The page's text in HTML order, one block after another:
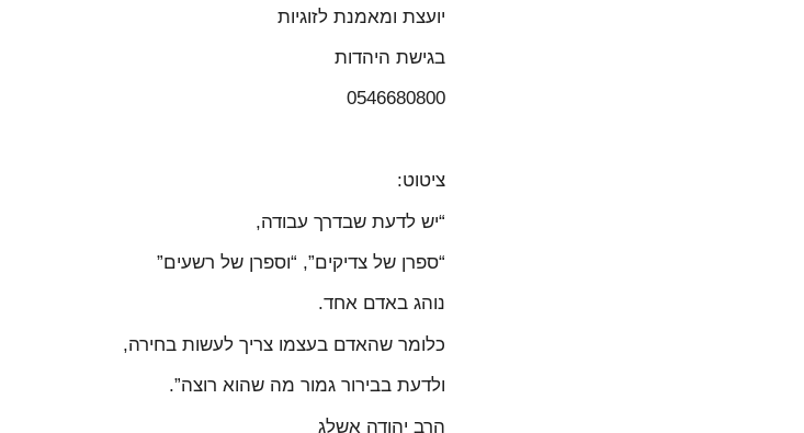
יועצת ומאמנת לזוגיות
בגישת היהדות
0546680800
ציטוט:
“יש לדעת שבדרך עבודה,
“ספרן של צדיקים”, “וספרן של רשעים”
נוהג באדם אחד.
כלומר שהאדם בעצמו צריך לעשות בחירה,
ולדעת בבירור גמור מה שהוא רוצה”.
הרב יהודה אשלג